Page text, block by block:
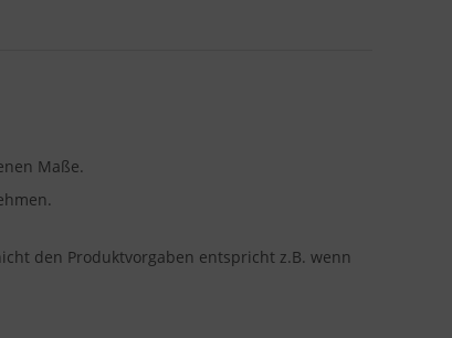
Maße.
den Produktvorgaben entspricht z.B. wenn